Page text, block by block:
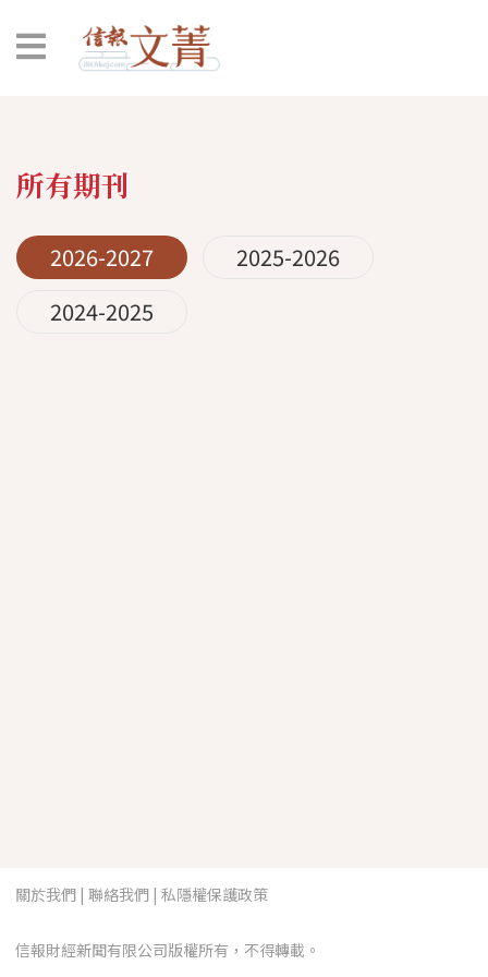
所有期刊
2026-2027
2025-2026
2024-2025
關於我們 | 聯絡我們 | 私隱權保護政策
信報財經新聞有限公司版權所有，不得轉載。